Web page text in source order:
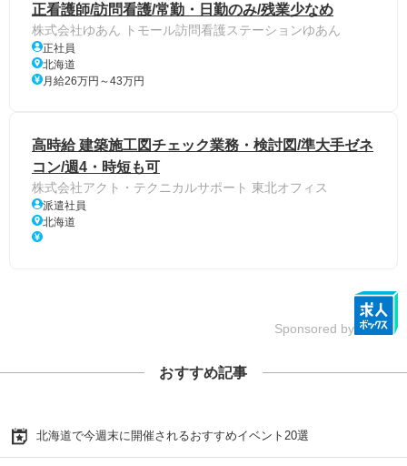
正看護師/訪問看護/常勤・日勤のみ/残業少なめ
株式会社ゆあん トモール訪問看護ステーションゆあん
正社員
北海道
月給26万円～43万円
高時給 建築施工図チェック業務・検討図/準大手ゼネ
コン/週4・時短も可
株式会社アクト・テクニカルサポート 東北オフィス
派遣社員
北海道
Sponsored by
おすすめ記事
北海道で今週末に開催されるおすすめイベント20選